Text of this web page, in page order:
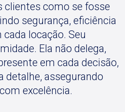
clientes como se fosse
segurança, eficiência
locação. Seu
Ela não delega,
em cada decisão,
detalhe, assegurando
excelência.